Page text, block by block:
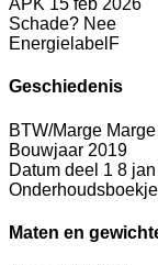
APK 15 feb 2026
Schade? Nee
Energielabel F
Geschiedenis
BTW/Marge Marge
Bouwjaar 2019
Datum deel 1 8
Maten en